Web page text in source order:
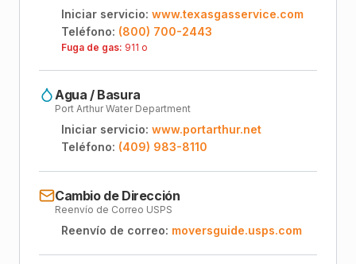
Iniciar servicio: www.texasgasservice.com
Teléfono: (800) 700-2443
Fuga de gas: 911 o
Agua / Basura
Port Arthur Water Department
Iniciar servicio: www.portarthur.net
Teléfono: (409) 983-8110
Cambio de Dirección
Reenvío de Correo USPS
Reenvío de correo: moversguide.usps.com